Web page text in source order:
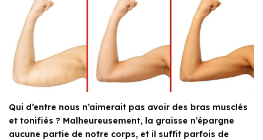
Qui d’entre nous n’aimerait pas avoir des bras musclés
et tonifiés ? Malheureusement, la graisse n’épargne
aucune partie de notre corps, et il suffit parfois de